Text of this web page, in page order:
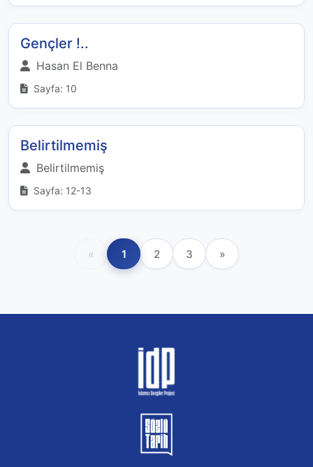
Gençler !..
Hasan El Benna
Sayfa: 10
Belirtilmemiş
Belirtilmemiş
Sayfa: 12-13
« 1 2 3 »